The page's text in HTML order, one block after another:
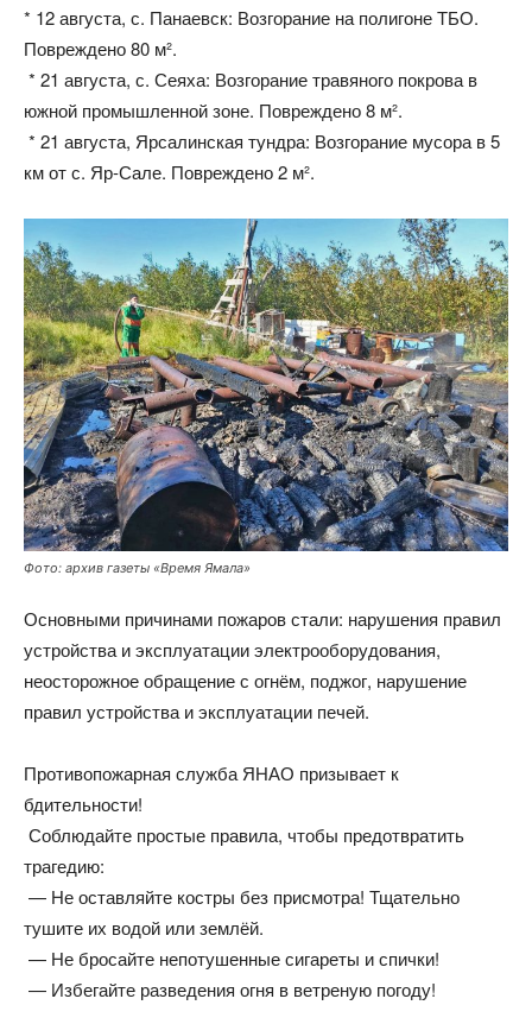
* 12 августа, с. Панаевск: Возгорание на полигоне ТБО.
Повреждено 80 м².
* 21 августа, с. Сеяха: Возгорание травяного покрова в
южной промышленной зоне. Повреждено 8 м².
* 21 августа, Ярсалинская тундра: Возгорание мусора в 5
км от с. Яр-Сале. Повреждено 2 м².
Фото: архив газеты «Время Ямала»
Основными причинами пожаров стали: нарушения правил
устройства и эксплуатации электрооборудования,
неосторожное обращение с огнём, поджог, нарушение
правил устройства и эксплуатации печей.
Противопожарная служба ЯНАО призывает к
бдительности!
Соблюдайте простые правила, чтобы предотвратить
трагедию:
— Не оставляйте костры без присмотра! Тщательно
тушите их водой или землёй.
— Не бросайте непотушенные сигареты и спички!
— Избегайте разведения огня в ветреную погоду!